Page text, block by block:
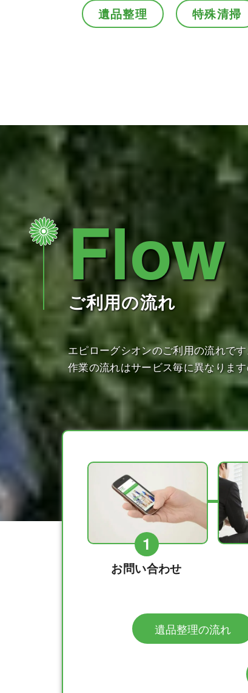
遺品整理 特殊清掃
Flow
ご利用の流れ
エピローグシオンのご利用の流れで
作業の流れはサービス毎に異なりま
1
お問い合わせ
遺品整理の流れ